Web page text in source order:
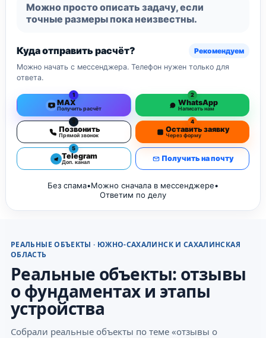
Можно просто описать задачу, если
точные размеры пока неизвестны.
Куда отправить расчёт?
Рекомендуем
Можно начать с мессенджера. Телефон нужен только для
ответа.
1
MAX
Получить расчёт
2
WhatsApp
Написать нам
3
Позвонить
Прямой звонок
4
Оставить заявку
Через форму
5
Telegram
Доп. канал Получить на почту
Без спама•Можно сначала в мессенджере•
Ответим по делу
РЕАЛЬНЫЕ ОБЪЕКТЫ · ЮЖНО-САХАЛИНСК И САХАЛИНСКАЯ
ОБЛАСТЬ
Реальные объекты: отзывы
о фундаментах и этапы
устройства
Собрали реальные объекты по теме «отзывы о